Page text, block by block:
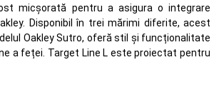
micșorată pentru a asigura o integrare
Disponibil în trei mărimi diferite, acest
Oakley Sutro, oferă stil și funcționalitate
a feței. Target Line L este proiectat pentru